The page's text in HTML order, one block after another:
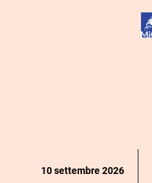
eventi
10 settembre 2026